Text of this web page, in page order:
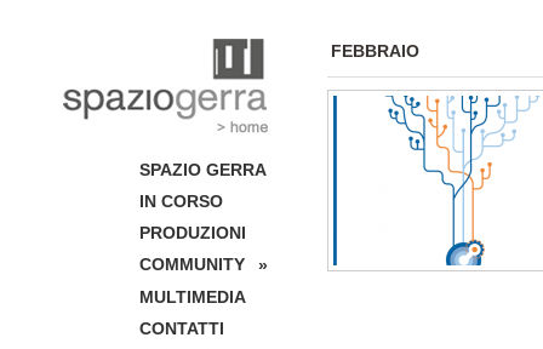
FEBBRAIO
SPAZIO GERRA
IN CORSO
PRODUZIONI
COMMUNITY
»
MULTIMEDIA
CONTATTI